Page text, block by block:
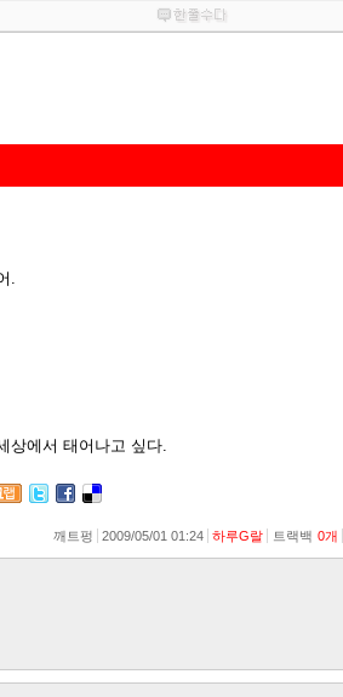
.
상에서 태어나고 싶다.
깨트펑 2009/05/01 01:24 하루G랄 트랙백 0개